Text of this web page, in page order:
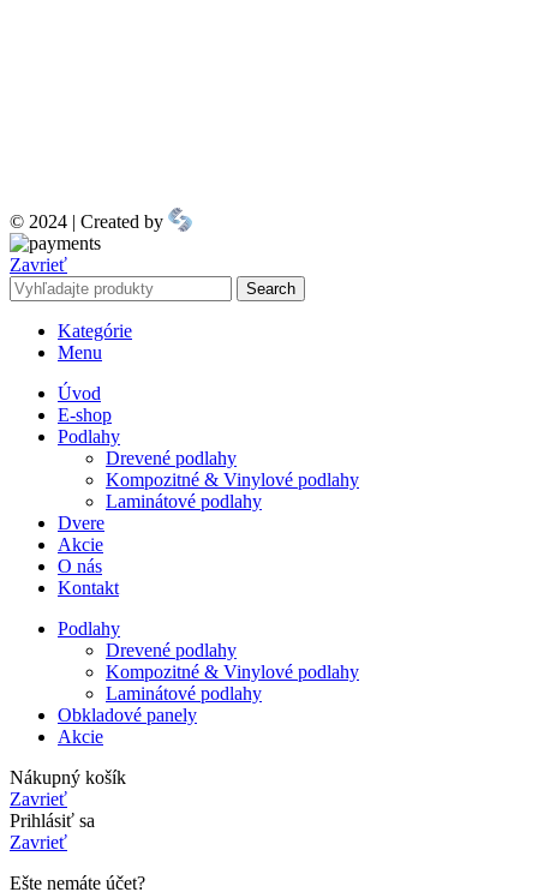
© 2024 | Created by
Zavrieť
Search
Kategórie
Menu
Úvod
E-shop
Podlahy
Drevené podlahy
Kompozitné & Vinylové podlahy
Laminátové podlahy
Dvere
Akcie
O nás
Kontakt
Podlahy
Drevené podlahy
Kompozitné & Vinylové podlahy
Laminátové podlahy
Obkladové panely
Akcie
Nákupný košík
Zavrieť
Prihlásiť sa
Zavrieť
Ešte nemáte účet?